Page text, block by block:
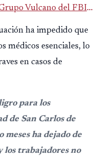
Vulcano del FBI
tras un intento
del Ministerio
ha impedido que
médicos esenciales, lo
en casos de
para los
de San Carlos de
meses ha dejado de
los trabajadores no